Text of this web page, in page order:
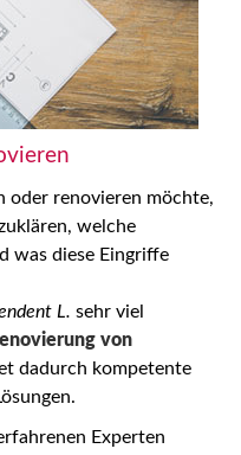
oder renovieren möchte,
welche
was diese Eingriffe
L. sehr viel
von
dadurch kompetente
Experten